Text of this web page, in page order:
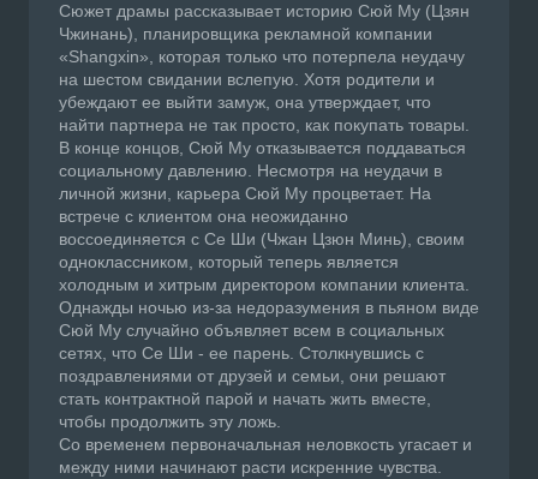
Сюжет драмы рассказывает историю Сюй Му (Цзян
Чжинань), планировщика рекламной компании
«Shangxin», которая только что потерпела неудачу
на шестом свидании вслепую. Хотя родители и
убеждают ее выйти замуж, она утверждает, что
найти партнера не так просто, как покупать товары.
В конце концов, Сюй Му отказывается поддаваться
социальному давлению. Несмотря на неудачи в
личной жизни, карьера Сюй Му процветает. На
встрече с клиентом она неожиданно
воссоединяется с Се Ши (Чжан Цзюн Минь), своим
одноклассником, который теперь является
холодным и хитрым директором компании клиента.
Однажды ночью из-за недоразумения в пьяном виде
Сюй Му случайно объявляет всем в социальных
сетях, что Се Ши - ее парень. Столкнувшись с
поздравлениями от друзей и семьи, они решают
стать контрактной парой и начать жить вместе,
чтобы продолжить эту ложь.
Со временем первоначальная неловкость угасает и
между ними начинают расти искренние чувства.